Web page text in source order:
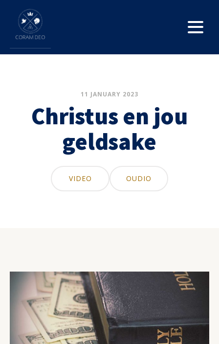
11 JANUARY 2023
Christus en jou
geldsake
VIDEO OUDIO